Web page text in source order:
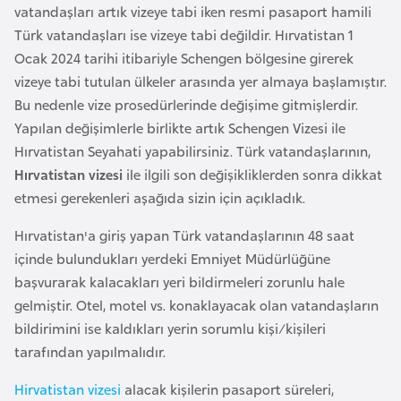
vatandaşları artık vizeye tabi iken resmi pasaport hamili
Türk vatandaşları ise vizeye tabi değildir. Hırvatistan 1
Ocak 2024 tarihi itibariyle Schengen bölgesine girerek
vizeye tabi tutulan ülkeler arasında yer almaya başlamıştır.
Bu nedenle vize prosedürlerinde değişime gitmişlerdir.
Yapılan değişimlerle birlikte artık Schengen Vizesi ile
Hırvatistan Seyahati yapabilirsiniz. Türk vatandaşlarının,
Hırvatistan vizesi ile ilgili son değişikliklerden sonra dikkat
etmesi gerekenleri aşağıda sizin için açıkladık.
Hırvatistan'a giriş yapan Türk vatandaşlarının 48 saat
içinde bulundukları yerdeki Emniyet Müdürlüğüne
başvurarak kalacakları yeri bildirmeleri zorunlu hale
gelmiştir. Otel, motel vs. konaklayacak olan vatandaşların
bildirimini ise kaldıkları yerin sorumlu kişi/kişileri
tarafından yapılmalıdır.
Hirvatistan vizesi alacak kişilerin pasaport süreleri,
t
u
r
y
a
A
z
e
y